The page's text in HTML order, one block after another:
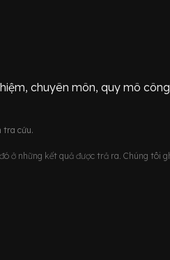
chuyên môn, quy mô
tra cứu.
ở những kết quả được trả ra. Chúng tôi